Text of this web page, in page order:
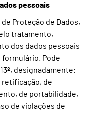
pessoais
Proteção de Dados,
tratamento,
dos dados pessoais
Pode
designadamente:
retificação, de
de portabilidade,
de violações de